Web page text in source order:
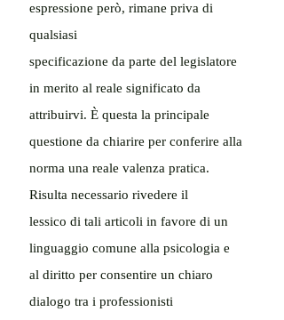
espressione però, rimane priva di
qualsiasi
specificazione da parte del legislatore
in merito al reale significato da
attribuirvi. È questa la principale
questione da chiarire per conferire alla
norma una reale valenza pratica.
Risulta necessario rivedere il
lessico di tali articoli in favore di un
linguaggio comune alla psicologia e
al diritto per consentire un chiaro
dialogo tra i professionisti